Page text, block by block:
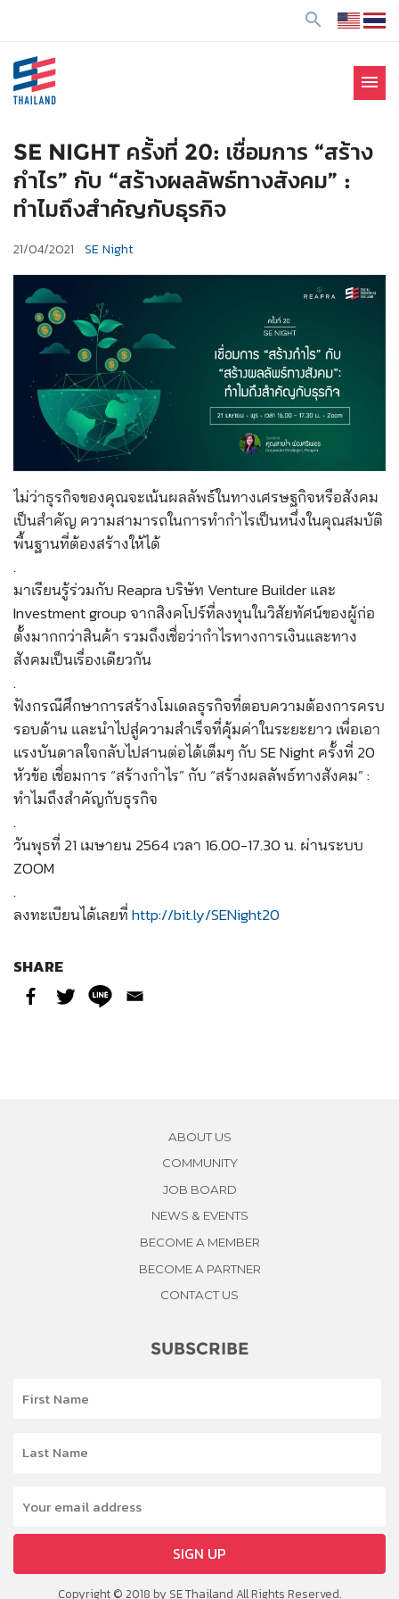
search
Enterprise: SE
menu
SE NIGHT ครั้งที่ 20: เชื่อมการ “สร้าง
กำไร” กับ “สร้างผลลัพธ์ทางสังคม” :
ทำไมถึงสำคัญกับธุรกิจ
21/04/2021 SE Night
ไม่ว่าธุรกิจของคุณจะเน้นผลลัพธ์ในทางเศรษฐกิจหรือสังคม
เป็นสำคัญ ความสามารถในการทำกำไรเป็นหนึ่งในคุณสมบัติ
พื้นฐานที่ต้องสร้างให้ได้
.
มาเรียนรู้ร่วมกับ Reapra บริษัท Venture Builder และ
Investment group จากสิงคโปร์ที่ลงทุนในวิสัยทัศน์ของผู้ก่อ
ตั้งมากกว่าสินค้า รวมถึงเชื่อว่ากำไรทางการเงินและทาง
สังคมเป็นเรื่องเดียวกัน
.
ฟังกรณีศึกษาการสร้างโมเดลธุรกิจที่ตอบความต้องการครบ
รอบด้าน และนำไปสู่ความสำเร็จที่คุ้มค่าในระยะยาว เพื่อเอา
แรงบันดาลใจกลับไปสานต่อได้เต็มๆ กับ SE Night ครั้งที่ 20
หัวข้อ เชื่อมการ “สร้างกำไร” กับ “สร้างผลลัพธ์ทางสังคม” :
ทำไมถึงสำคัญกับธุรกิจ
.
วันพุธที่ 21 เมษายน 2564 เวลา 16.00-17.30 น. ผ่านระบบ
ZOOM
.
ลงทะเบียนได้เลยที่http://bit.ly/SENight20
SHARE
ABOUT US
COMMUNITY
JOB BOARD
NEWS & EVENTS
BECOME A MEMBER
BECOME A PARTNER
CONTACT US
SUBSCRIBE
SIGN UP
Copyright © 2018 by SE Thailand All Rights Reserved.